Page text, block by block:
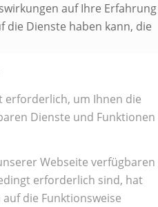
auf Ihre Erfahrung
die Dienste haben kann, die
erforderlich, um Ihnen die
Dienste und Funktionen
Webseite verfügbaren
erforderlich sind, hat
die Funktionsweise